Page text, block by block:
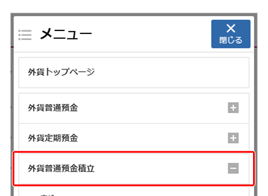
スマホ保険
介護保険
カード
クレジットカード
インターネットバンキング
アプリ
イオン銀行アプリTOP
通帳アプリ
iAEON
AEON Pay